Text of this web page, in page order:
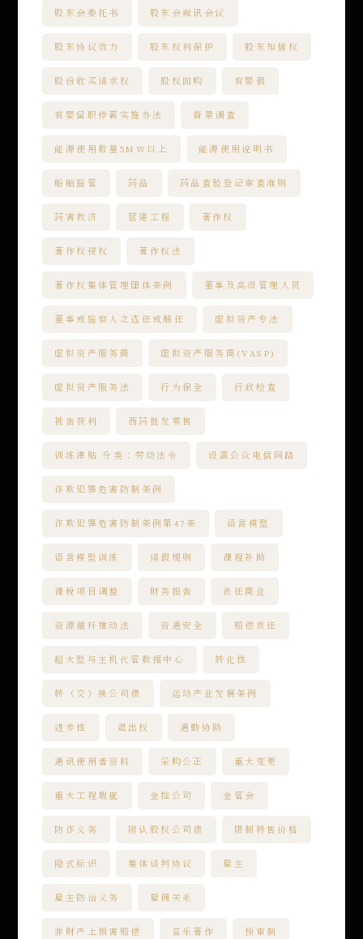
股东会委托书 股东会视讯会议
股东协议效力 股东权利保护 股东知情权
股份收买请求权 股权回购 育婴假
育婴留职停薪实施办法 背景调查
能源使用数量5MW以上 能源使用说明书
船舶监管 药品 药品查验登记审查准则
药害救济 营建工程 著作权
著作权侵权 著作权法
著作权集体管理团体条例 董事及高级管理人员
董事或监察人之选任或解任 虚拟资产专法
虚拟资产服务商 虚拟资产服务商(VASP)
虚拟资产服务法 行为保全 行政检查
被告获利 西药批发零售
训练津贴 分类：劳动法令 设置公众电信网路
诈欺犯罪危害防制条例
诈欺犯罪危害防制条例第47条 语言模型
语言模型训练 请假规则 课程补助
课税项目调整 财务报告 责任商业
资源循环推动法 资通安全 赔偿责任
超大型与主机代管数据中心 转化性
转（交）换公司债 运动产业发展条例
进步性 退出权 通勤协助
通讯使用者资料 采购公正 重大变更
重大工程瑕疵 金控公司 金管会
防诈义务 附认股权公司债 限制转售价格
隐式标识 集体谈判协议 雇主
雇主防治义务 雇佣关系
非财产上损害赔偿 音乐著作 预审制